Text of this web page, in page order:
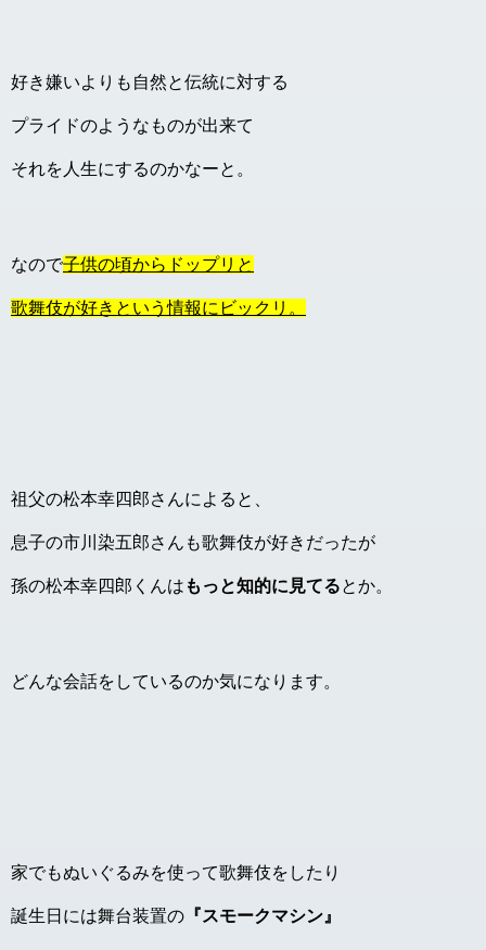
好き嫌いよりも自然と伝統に対する
プライドのようなものが出来て
それを人生にするのかなーと。
なので子供の頃からドップリと
歌舞伎が好きという情報にビックリ。
祖父の松本幸四郎さんによると、
息子の市川染五郎さんも歌舞伎が好きだったが
孫の松本幸四郎くんは もっと知的に見てるとか。
どんな会話をしているのか気になります。
家でもぬいぐるみを使って歌舞伎をしたり
誕生日には舞台装置の 『スモークマシン』